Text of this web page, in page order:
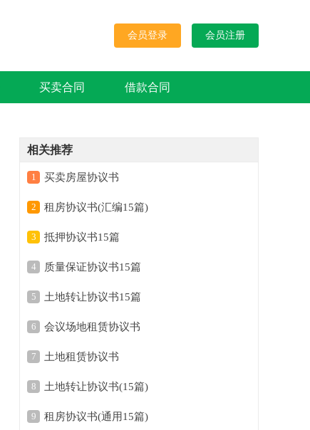
会员登录 会员注册
买卖合同 借款合同
相关推荐
1 买卖房屋协议书
2 租房协议书(汇编15篇)
3 抵押协议书15篇
4 质量保证协议书15篇
5 土地转让协议书15篇
6 会议场地租赁协议书
7 土地租赁协议书
8 土地转让协议书(15篇)
9 租房协议书(通用15篇)